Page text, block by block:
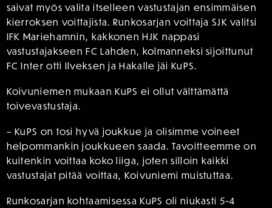
saivat myös valita itselleen vastustajan ensimmäisen
kierroksen voittajista. Runkosarjan voittaja SJK valitsi
IFK Mariehamnin, kakkonen HJK nappasi
vastustajakseen FC Lahden, kolmanneksi sijoittunut
FC Inter otti Ilveksen ja Hakalle jäi KuPS.
Koivuniemen mukaan KuPS ei ollut välttämättä
toivevastustaja.
– KuPS on tosi hyvä joukkue ja olisimme voineet
helpommankin joukkueen saada. Tavoitteemme on
kuitenkin voittaa koko liiga, joten silloin kaikki
vastustajat pitää voittaa, Koivuniemi muistuttaa.
Runkosarjan kohtaamisessa KuPS oli niukasti 5-4